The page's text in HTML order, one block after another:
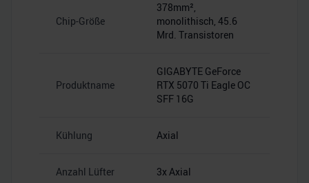
Chip-Größe
378mm²,
monolithisch, 45.6
Mrd. Transistoren
Produktname
GIGABYTE GeForce
RTX 5070 Ti Eagle OC
SFF 16G
Kühlung Axial
Anzahl Lüfter 3x Axial